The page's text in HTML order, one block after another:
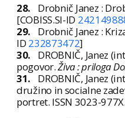
28.
Drobnič Janez :
[COBISS.SI-ID
29.
Drobnič Janez :
ID 232873472]
30.
DROBNIČ, Janez
pogovor.Živa : priloga
31.
DROBNIČ, Janez
družino in socialne
portret. ISSN 3023-